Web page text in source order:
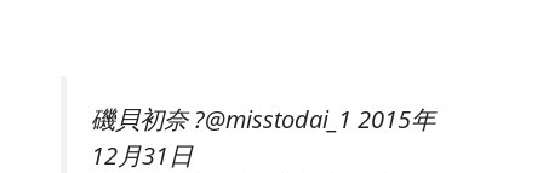
磯貝初奈 ?@misstodai_1 2015年
12月31日